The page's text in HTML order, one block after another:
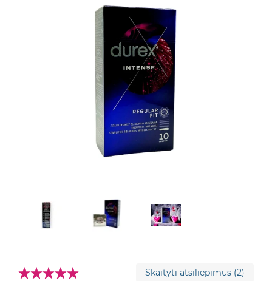
Skaityti atsiliepimus (2)